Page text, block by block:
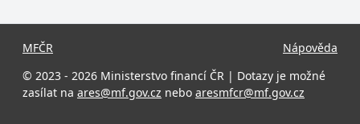
MFČR
Nápověda
© 2023 - 2026 Ministerstvo financí ČR | Dotazy je možné
zasílat na ares@mf.gov.cz nebo aresmfcr@mf.gov.cz